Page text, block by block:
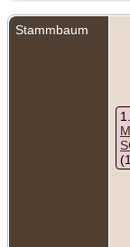
Stammbaum
1